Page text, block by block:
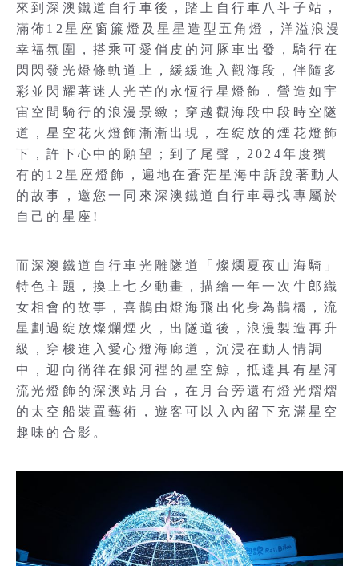
來到深澳鐵道自行車後，踏上自行車八斗子站，
滿佈12星座窗簾燈及星星造型五角燈，洋溢浪漫
幸福氛圍，搭乘可愛俏皮的河豚車出發，騎行在
閃閃發光燈條軌道上，緩緩進入觀海段，伴隨多
彩並閃耀著迷人光芒的永恆行星燈飾，營造如宇
宙空間騎行的浪漫景緻；穿越觀海段中段時空隧
道，星空花火燈飾漸漸出現，在綻放的煙花燈飾
下，許下心中的願望；到了尾聲，2024年度獨
有的12星座燈飾，遍地在蒼茫星海中訴說著動人
的故事，邀您一同來深澳鐵道自行車尋找專屬於
自己的星座!
而深澳鐵道自行車光雕隧道「燦爛夏夜山海騎」
特色主題，換上七夕動畫，描繪一年一次牛郎織
女相會的故事，喜鵲由燈海飛出化身為鵲橋，流
星劃過綻放燦爛煙火，出隧道後，浪漫製造再升
級，穿梭進入愛心燈海廊道，沉浸在動人情調
中，迎向徜徉在銀河裡的星空鯨，抵達具有星河
流光燈飾的深澳站月台，在月台旁還有燈光熠熠
的太空船裝置藝術，遊客可以入內留下充滿星空
趣味的合影。